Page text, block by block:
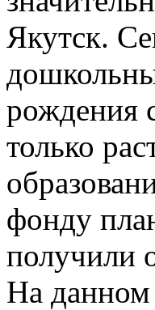
Якутск.
рождения
только
фонду
получили
На данном